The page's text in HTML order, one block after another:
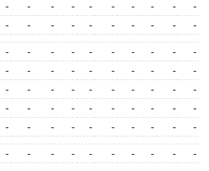
- - - - - - - - -
-
- - - - - - - - - -
- - - - - - - - -
-
- - - - - - - - -
-
- - - - - - - - -
-
- - - - - - - - -
-
- - - - - - - - - -
- - - - - - - - -
-